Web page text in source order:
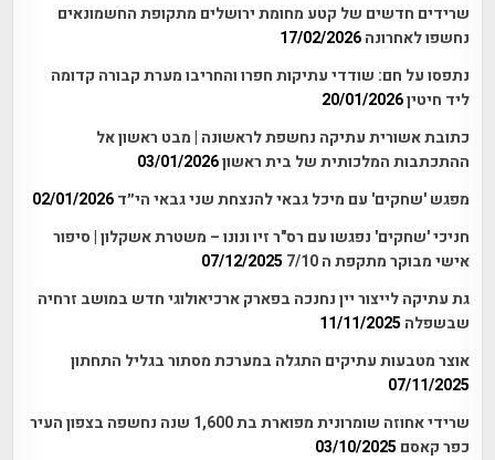
שרידים חדשים של קטע מחומת ירושלים מתקופת החשמונאים
נחשפו לאחרונה 17/02/2026
נתפסו על חם: שודדי עתיקות חפרו והחריבו מערת קבורה קדומה
ליד חיטין20/01/2026
כתובת אשורית עתיקה נחשפת לראשונה | מבט ראשון אל
ההתכתבות המלכותית של בית ראשון03/01/2026
מפגש 'שחקים' עם מיכל גבאי להנצחת שני גבאי הי״ד 02/01/2026
חניכי 'שחקים' נפגשו עם רס"ר זיו ונונו – משטרת אשקלון | סיפור
אישי מבוקר מתקפת ה 7/10
07/12/2025
גת עתיקה לייצור יין נחנכה בפארק ארכיאולוגי חדש במושב זרחיה
שבשפלה 11/11/2025
אוצר מטבעות עתיקים התגלה במערכת מסתור בגליל התחתון
07/11/2025
שרידי אחוזה שומרונית מפוארת בת 1,600 שנה נחשפה בצפון העיר
כפר קאסם 03/10/2025